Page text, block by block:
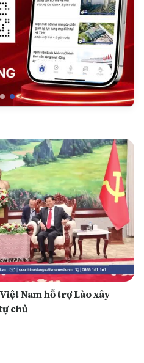
Nam hỗ trợ Lào xây
chủ